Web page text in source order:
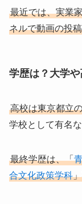
最近では、実業
ネルで動画の投
学歴は？大学
高校は東京都立
学校として有名な
最終学歴は、「
合文化政策学科